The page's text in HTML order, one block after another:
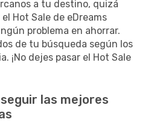
a tu destino, quizá
Hot Sale de eDreams
problema en ahorrar.
de tu búsqueda según los
¡No dejes pasar el Hot Sale
las mejores